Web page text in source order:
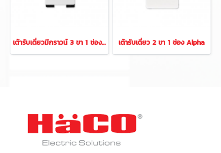
เต้ารับเดี่ยวมีกราวน์ 3 ขา 1 ช่อง Alpha เต้ารับเดี่ยว 2 ขา 1 ช่อง Alpha